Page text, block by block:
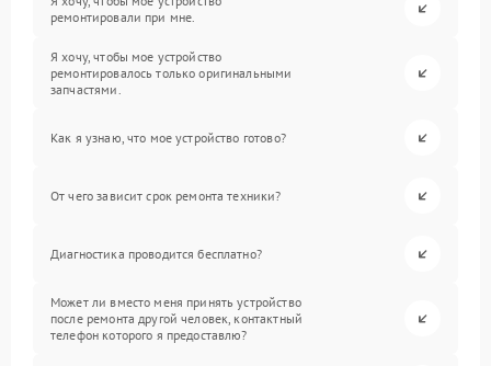
ремонтировали при мне.
Я хочу, чтобы мое устройство
ремонтировалось только оригинальными
запчастями.
Как я узнаю, что мое устройство готово?
От чего зависит срок ремонта техники?
Диагностика проводится бесплатно?
Может ли вместо меня принять устройство
после ремонта другой человек, контактный
телефон которого я предоставлю?